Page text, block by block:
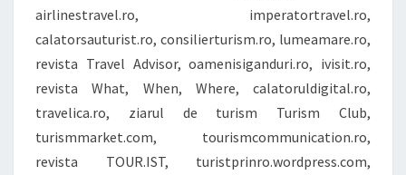
airlinestravel.ro, imperatortravel.ro,
calatorsauturist.ro, consilierturism.ro, lumeamare.ro,
revista Travel Advisor, oamenisiganduri.ro, ivisit.ro,
revista What, When, Where, calatoruldigital.ro,
travelica.ro, ziarul de turism Turism Club,
turismmarket.com, tourismcommunication.ro,
revista TOUR.IST, turistprinro.wordpress.com,